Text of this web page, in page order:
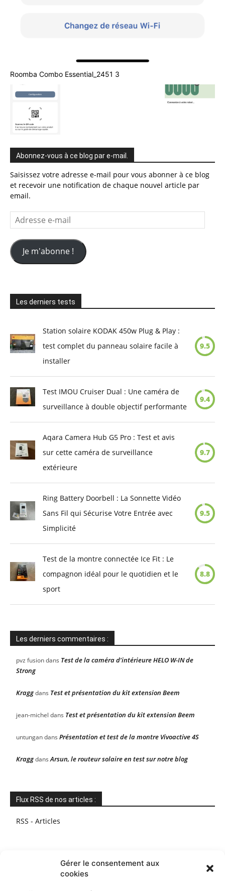
Gérer le consentement aux
cookies
Roomba Combo Essential_2451 3
Abonnez-vous à ce blog par e-mail.
Saisissez votre adresse e-mail pour vous abonner à ce blog
et recevoir une notification de chaque nouvel article par
email.
Adresse
e-
mail
Je m'abonne !
Les derniers tests
Station solaire KODAK 450w Plug & Play :
test complet du panneau solaire facile à
installer
9.5
Test IMOU Cruiser Dual : Une caméra de
surveillance à double objectif performante
9.4
Aqara Camera Hub G5 Pro : Test et avis
sur cette caméra de surveillance
extérieure
9.7
Ring Battery Doorbell : La Sonnette Vidéo
Sans Fil qui Sécurise Votre Entrée avec
Simplicité
9.5
Test de la montre connectée Ice Fit : Le
compagnon idéal pour le quotidien et le
sport
8.8
Les derniers commentaires :
pvz fusiondans Test de la caméra d’intérieure HELO W-IN de
Strong
Kraggdans Test et présentation du kit extension Beem
jean-michel dans Test et présentation du kit extension Beem
untungandans Présentation et test de la montre Vivoactive 4S
KraggdansArsun, le routeur solaire en test sur notre blog
Flux RSS de nos articles :
RSS - Articles